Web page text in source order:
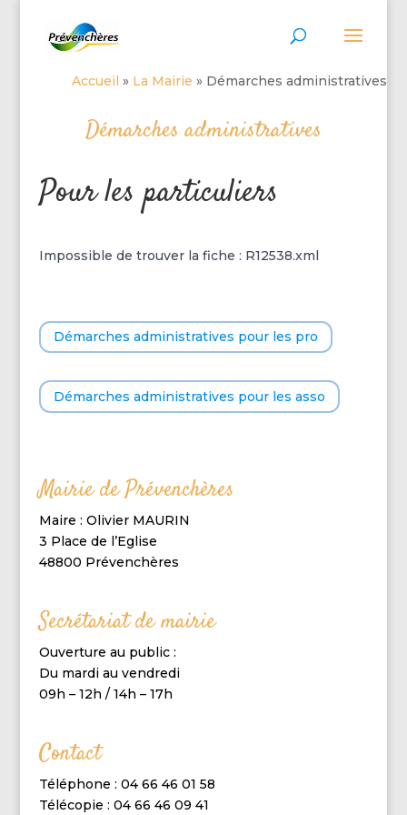
Accueil » La Mairie » Démarches administratives
Démarches administratives
Pour les particuliers
Impossible de trouver la fiche : R12538.xml
Démarches administratives pour les pro
Démarches administratives pour les asso
Mairie de Prévenchères
Maire : Olivier MAURIN
3 Place de l’Eglise
48800 Prévenchères
Secrétariat de mairie
Ouverture au public :
Du mardi au vendredi
09h – 12h / 14h – 17h
Contact
Téléphone : 04 66 46 01 58
Télécopie : 04 66 46 09 41